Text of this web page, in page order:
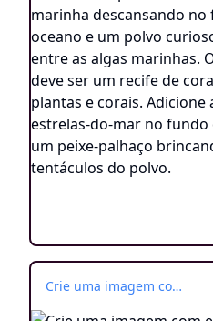
Crie uma imagem com estilo realista e muitos elementos para colorir, de um cenário submarino com animais marinhos para colorir. Inclua um golfinho nadando em meio a um cardume de peixes, uma tartaruga marinha descansando no fundo do oceano e um polvo curioso escondido entre as algas marinhas. O cenário deve ser um recife de coral com muitas plantas e corais. Adicione algumas estrelas-do-mar no fundo do oceano e um peixe-palhaço brincando entre os tentáculos do polvo.